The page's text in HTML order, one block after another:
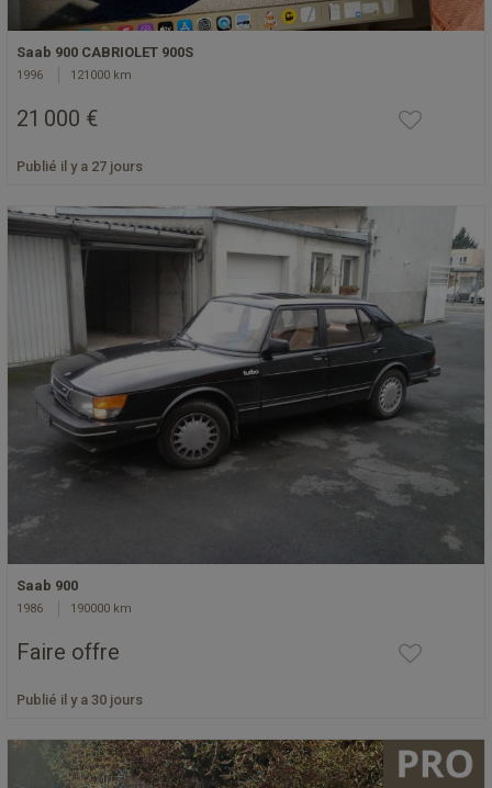
Saab 900 CABRIOLET 900S
1996 121000 km
21 000 €
Publié il y a 27 jours
Saab 900
1986 190000 km
Faire offre
Publié il y a 30 jours